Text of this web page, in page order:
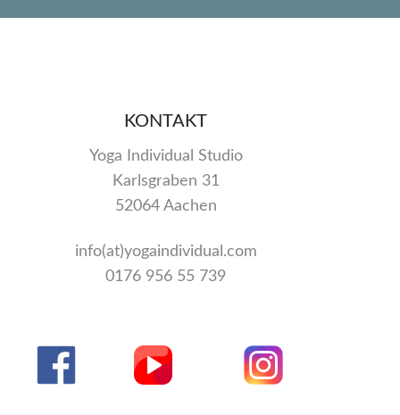
KONTAKT
Yoga Individual Studio
Karlsgraben 31
52064 Aachen
info(at)yogaindividual.com
0176 956 55 739